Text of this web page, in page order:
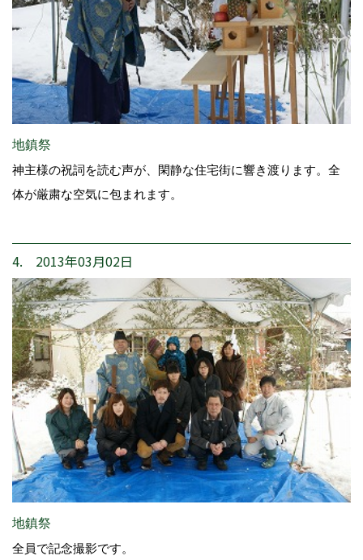
地鎮祭
神主様の祝詞を読む声が、閑静な住宅街に響き渡ります。全
体が厳粛な空気に包まれます。
4. 2013年03月02日
地鎮祭
全員で記念撮影です。